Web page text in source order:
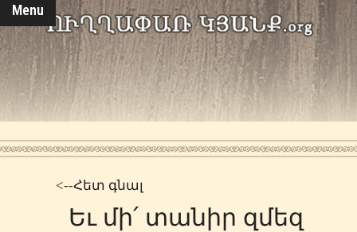
Menu
<--Հետ գնալ
Եւ մի՛ տանիր զմեզ